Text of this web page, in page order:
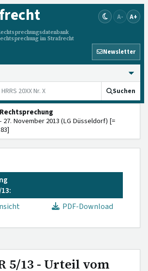
im Strafrecht
A- A+
Newsletter
Suchen
Rechtsprechung
27. November 2013 (LG Düsseldorf) [=
PDF-Download
5/13 - Urteil vom